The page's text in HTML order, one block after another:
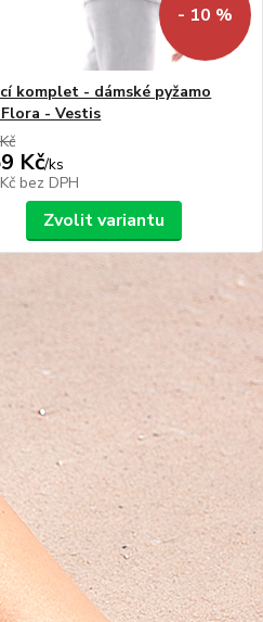
- 10 %
komplet - dámské pyžamo
- Vestis
Kč/ks
bez DPH
Zvolit variantu